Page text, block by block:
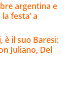
argentina e
festa’ a
è il suo Baresi:
Juliano, Del